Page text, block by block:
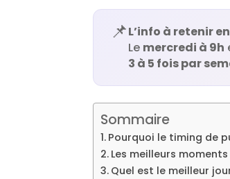
📌L’info à retenir
Le mercredi à 9h
3 à 5 fois par
Sommaire
Pourquoi le timing de
Les meilleurs
Quel est le meilleur